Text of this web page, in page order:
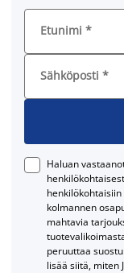
Etunimi *
Sähköposti *
Haluan
kolmannen
mahtavia
peruuttaa
lisää siitä, miten